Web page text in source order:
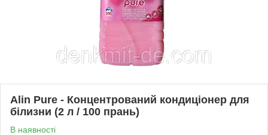
Alin Pure - Концентрований кондиціонер для
білизни (2 л / 100 прань)
В наявності